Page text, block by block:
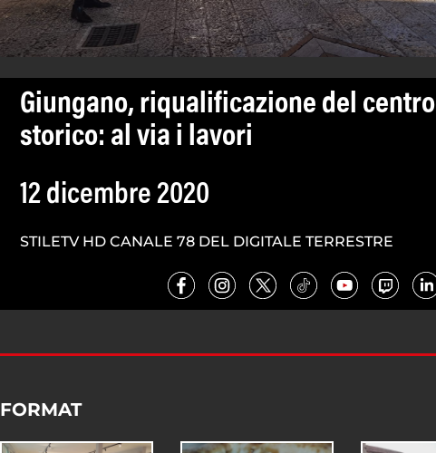
Giungano, riqualificazione del centro
storico: al via i lavori
12 dicembre 2020
STILETV HD CANALE 78 DEL DIGITALE TERRESTRE
FORMAT